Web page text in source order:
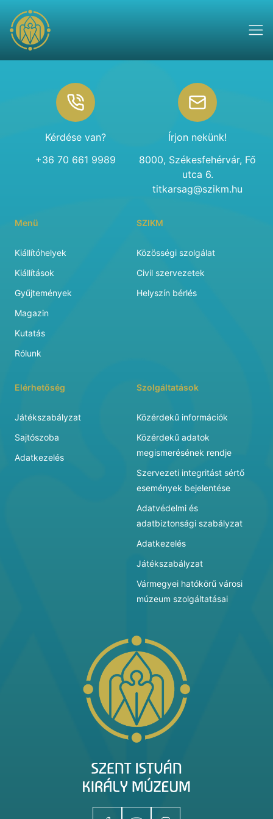
Kérdése van?
+36 70 661 9989
Írjon nekünk!
8000, Székesfehérvár, Fő
utca 6.
titkarsag@szikm.hu
Menü
Kiállítóhelyek
Kiállítások
Gyűjtemények
Magazin
Kutatás
Rólunk
SZIKM
Közösségi szolgálat
Civil szervezetek
Helyszín bérlés
Elérhetőség
Játékszabályzat
Sajtószoba
Adatkezelés
Szolgáltatások
Közérdekű információk
Közérdekű adatok
megismerésének rendje
Szervezeti integritást sértő
események bejelentése
Adatvédelmi és
adatbiztonsági szabályzat
Adatkezelés
Játékszabályzat
Vármegyei hatókörű városi
múzeum szolgáltatásai